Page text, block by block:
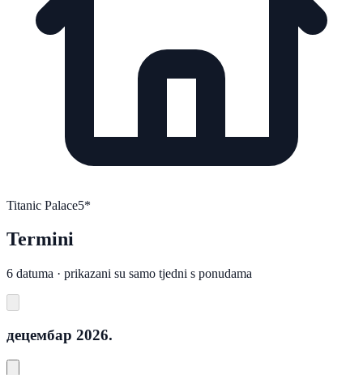
Titanic Palace5*
Termini
6 datuma · prikazani su samo tjedni s ponudama
децембар 2026.